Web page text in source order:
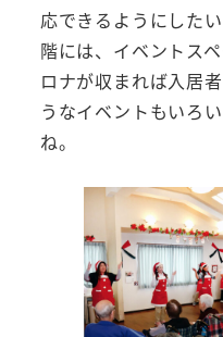
応できるようにした
階には、イベントス
ロナが収まれば入居
うなイベントもいろ
ね。